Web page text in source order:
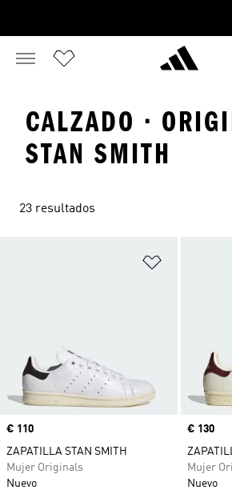
CALZADO ·
STAN SMITH
23 resultados
Precio
€ 110
ZAPATILLA STAN SMITH
Mujer Originals
Nuevo
Precio
€ 130
Mujer
Nuevo